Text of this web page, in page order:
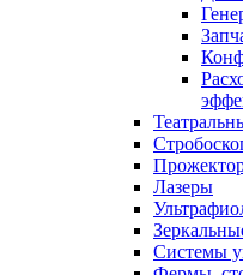
Лазеры
Системы